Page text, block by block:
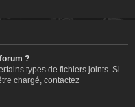
?
types de fichiers joints. Si
chargé, contactez